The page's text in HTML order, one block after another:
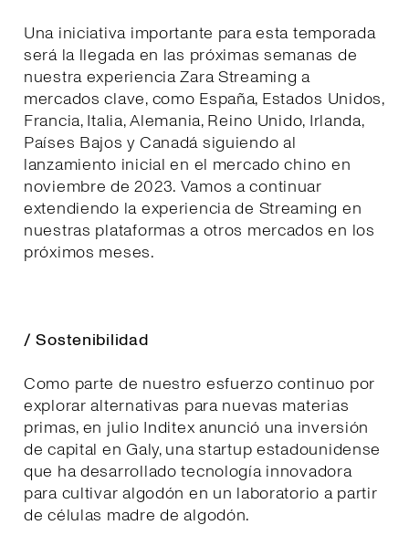
Una iniciativa importante para esta temporada
será la llegada en las próximas semanas de
nuestra experiencia Zara Streaming a
mercados clave, como España, Estados Unidos,
Francia, Italia, Alemania, Reino Unido, Irlanda,
Países Bajos y Canadá siguiendo al
lanzamiento inicial en el mercado chino en
noviembre de 2023. Vamos a continuar
extendiendo la experiencia de Streaming en
nuestras plataformas a otros mercados en los
próximos meses.
/ Sostenibilidad
Como parte de nuestro esfuerzo continuo por
explorar alternativas para nuevas materias
primas, en julio Inditex anunció una inversión
de capital en Galy, una startup estadounidense
que ha desarrollado tecnología innovadora
para cultivar algodón en un laboratorio a partir
de células madre de algodón.